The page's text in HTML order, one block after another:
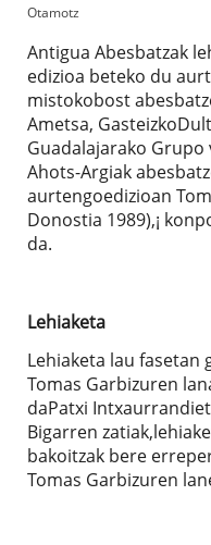
Otamotz
Antigua Abesbatzak
edizioa beteko du
mistokobost
Ametsa,
Guadalajarako Grupo
Ahots-Argiak
aurtengoedizioan
Donostia 1989),¡
da.
Lehiaketa
Lehiaketa lau fasetan
Tomas Garbizuren
daPatxi
Bigarren
bakoitzak bere
Tomas Garbizuren